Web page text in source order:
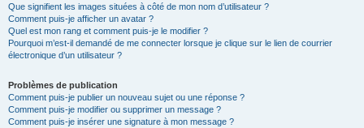
Que signifient les images situées à côté de mon nom d’utilisateur ?
Comment puis-je afficher un avatar ?
Quel est mon rang et comment puis-je le modifier ?
Pourquoi m’est-il demandé de me connecter lorsque je clique sur le lien de courrier
électronique d’un utilisateur ?
Problèmes de publication
Comment puis-je publier un nouveau sujet ou une réponse ?
Comment puis-je modifier ou supprimer un message ?
Comment puis-je insérer une signature à mon message ?